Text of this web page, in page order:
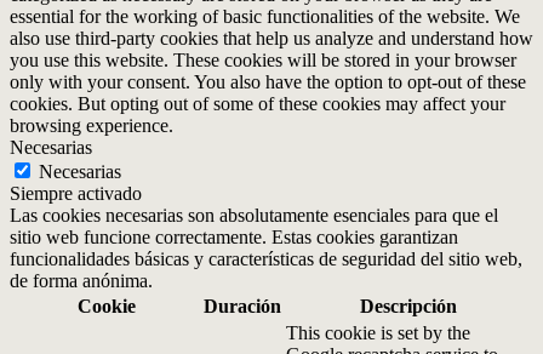
essential for the working of basic functionalities of the website. We
also use third-party cookies that help us analyze and understand how
you use this website. These cookies will be stored in your browser
only with your consent. You also have the option to opt-out of these
cookies. But opting out of some of these cookies may affect your
browsing experience.
Necesarias
Necesarias
Siempre activado
Las cookies necesarias son absolutamente esenciales para que el
sitio web funcione correctamente. Estas cookies garantizan
funcionalidades básicas y características de seguridad del sitio web,
de forma anónima.
Cookie
Duración Descripción
This cookie is set by the